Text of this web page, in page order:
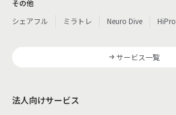
その他
シェアフル
ミラトレ Neuro Dive HiPro
サービス一覧
法人向けサービス